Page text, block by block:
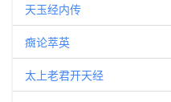
天玉经内传
癍论萃英
太上老君开天经